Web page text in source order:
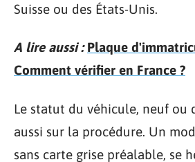
Suisse ou des États-Unis.
A lire aussi : Plaque
Comment vérifier en France ?
Le statut du véhicule, neuf ou
aussi sur la procédure. Un
sans carte grise préalable, se